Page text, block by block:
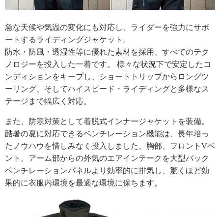
急な天候や気温の変化にも対応し、ライダーを強力にサポ
ートするライディングジャケット。
防水・防風・透湿性等に優れた素材を採用、すべてのテク
ノロジーを投入した一着です。 様々な状況下で安定したコ
ンディションをキープし、ショートトリップからロングツ
ーリング、そしてハイスピード・ライディングと多様なス
テージまで幅広く対応。
また、防寒対策として着脱式インナージャケットを装備。
酷暑の夏に対応できるベンチレーション機能は、長年培っ
たノウハウを惜しみなく投入しました、胸部、フロントVベ
ント、アーム部からの外気のエアインテークを大型バック
ベンチレーションパネルより効率的に排気し、驚くほど効
果的に衣服内環境を最適な環境に保ちます。